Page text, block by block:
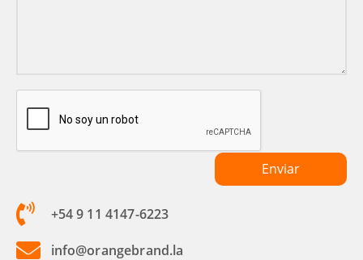
+54 9 11 4147-6223
info@orangebrand.la